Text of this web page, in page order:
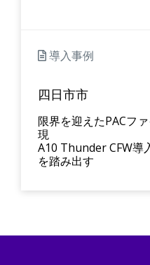
導入事例
四日市市
限界を迎えたPACフ
現
A10 Thunder CFW導
を踏み出す